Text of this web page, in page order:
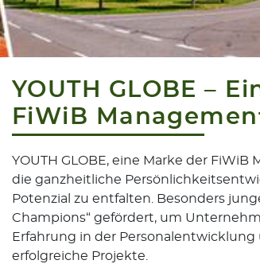
YOUTH GLOBE –
FiWiB
YOUTH GLOBE, eine Marke der
die ganzheitliche
Potenzial zu entfalten. Besonders
Champions“ gefördert, um
Erfahrung in der
erfolgreiche Projekte.